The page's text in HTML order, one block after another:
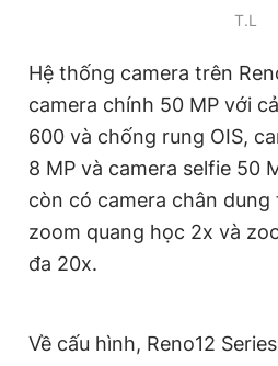
T.L
Hệ thống camera trên
camera chính 50 MP với
600 và chống rung OIS,
8 MP và camera selfie 50
còn có camera chân dung
zoom quang học 2x và
đa 20x.
Về cấu hình, Reno12